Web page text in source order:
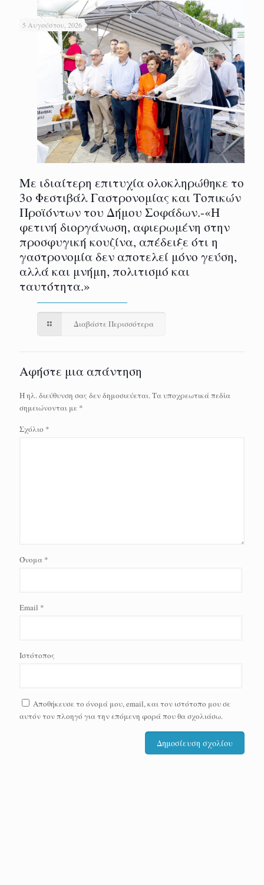
5 Αυγούστου, 2026
Με ιδιαίτερη επιτυχία ολοκληρώθηκε το
3ο Φεστιβάλ Γαστρονομίας και Τοπικών
Προϊόντων του Δήμου Σοφάδων.-«Η
φετινή διοργάνωση, αφιερωμένη στην
προσφυγική κουζίνα, απέδειξε ότι η
γαστρονομία δεν αποτελεί μόνο γεύση,
αλλά και μνήμη, πολιτισμό και
ταυτότητα.»
Διαβάστε Περισσότερα
Αφήστε μια απάντηση
Η ηλ. διεύθυνση σας δεν δημοσιεύεται.Τα υποχρεωτικά πεδία
σημειώνονται με *
Σχόλιο *
Όνομα *
Email *
Ιστότοπος
Αποθήκευσε το όνομά μου, email, και τον ιστότοπο μου σε
αυτόν τον πλοηγό για την επόμενη φορά που θα σχολιάσω.